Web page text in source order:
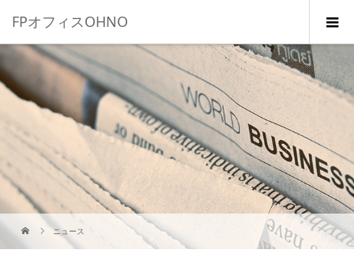
FPオフィスOHNO
ニュース